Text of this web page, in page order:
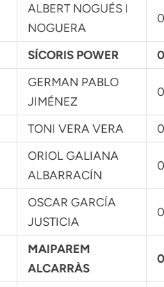
ALBERT NOGUÉS I
NOGUERA
SÍCORIS POWER
GERMAN PABLO
JIMÉNEZ
TONI VERA VERA
ORIOL GALIANA
ALBARRACÍN
OSCAR GARCÍA
JUSTICIA
MAIPAREM
ALCARRÀS